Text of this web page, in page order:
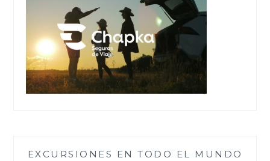
EXCURSIONES EN TODO EL MUNDO